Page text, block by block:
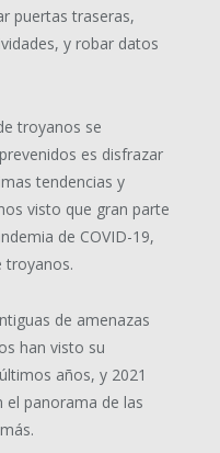
puertas traseras,
y robar datos
troyanos se
es disfrazar
tendencias y
visto que gran parte
de COVID-19,
troyanos.
de amenazas
han visto su
años, y 2021
panorama de las